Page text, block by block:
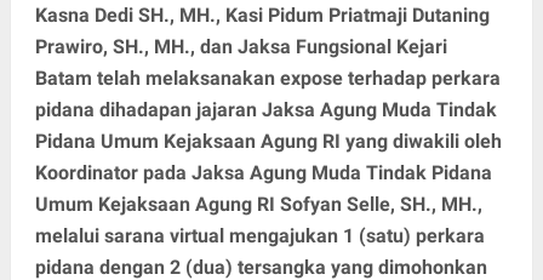
Kasna Dedi SH., MH., Kasi Pidum Priatmaji Dutaning
Prawiro, SH., MH., dan Jaksa Fungsional Kejari
Batam telah melaksanakan expose terhadap perkara
pidana dihadapan jajaran Jaksa Agung Muda Tindak
Pidana Umum Kejaksaan Agung RI yang diwakili oleh
Koordinator pada Jaksa Agung Muda Tindak Pidana
Umum Kejaksaan Agung RI Sofyan Selle, SH., MH.,
melalui sarana virtual mengajukan 1 (satu) perkara
pidana dengan 2 (dua) tersangka yang dimohonkan